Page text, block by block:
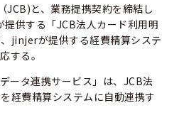
と、業務提携契約を締結し
供する「JCB法人カード利用明
jinjerが提供する経費精算システ
する。
ータ連携サービス」は、JCB法
経費精算システムに自動連携す